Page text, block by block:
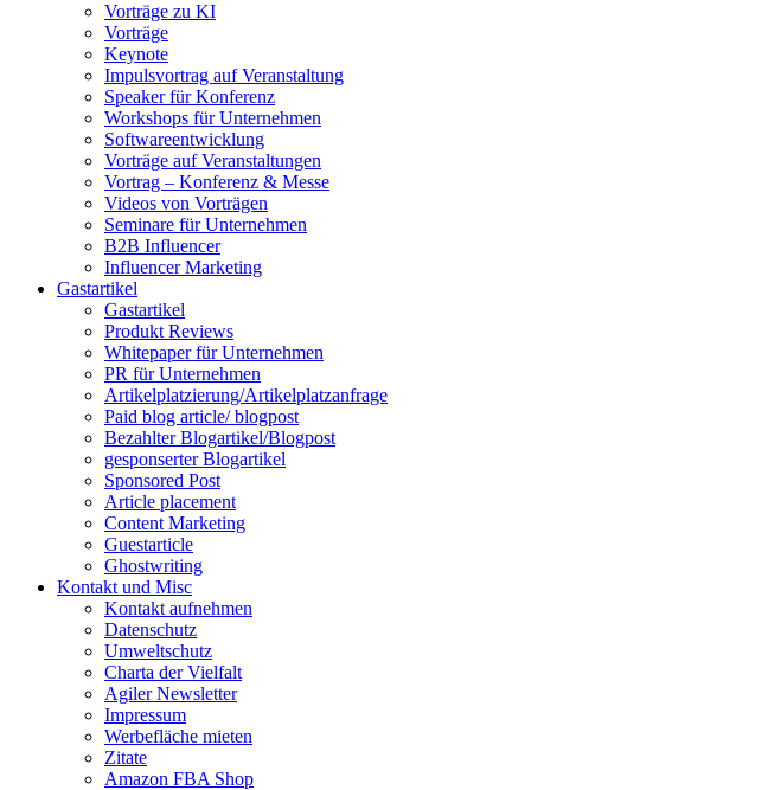
Vorträge zu KI
Vorträge
Keynote
Impulsvortrag auf Veranstaltung
Speaker für Konferenz
Workshops für Unternehmen
Softwareentwicklung
Vorträge auf Veranstaltungen
Vortrag – Konferenz & Messe
Videos von Vorträgen
Seminare für Unternehmen
B2B Influencer
Influencer Marketing
Gastartikel
Gastartikel
Produkt Reviews
Whitepaper für Unternehmen
PR für Unternehmen
Artikelplatzierung/Artikelplatzanfrage
Paid blog article/ blogpost
Bezahlter Blogartikel/Blogpost
gesponserter Blogartikel
Sponsored Post
Article placement
Content Marketing
Guestarticle
Ghostwriting
Kontakt und Misc
Kontakt aufnehmen
Datenschutz
Umweltschutz
Charta der Vielfalt
Agiler Newsletter
Impressum
Werbefläche mieten
Zitate
Amazon FBA Shop